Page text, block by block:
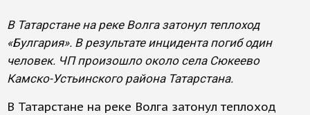
В Татарстане на реке Волга затонул теплоход
«Булгария». В результате инцидента погиб один
человек. ЧП произошло около села Сюкеево
Камско-Устьинского района Татарстана.
В Татарстане на реке Волга затонул теплоход